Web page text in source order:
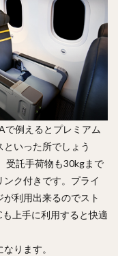
で例えるとプレミアム
いった所でしょう
受託手荷物も30kgまで
ク付きです。プライ
利用出来るのでスト
上手に利用すると快適
ります。